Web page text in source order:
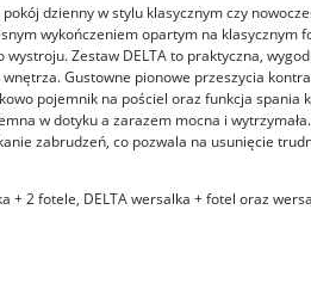
dzienny w stylu klasycznym czy
wykończeniem opartym na klasycznym
Zestaw DELTA to praktyczna,
Gustowne pionowe przeszycia
pojemnik na pościel oraz funkcja spania
w dotyku a zarazem mocna i
zabrudzeń, co pozwala na usunięcie
+ 2 fotele, DELTA wersalka + fotel oraz